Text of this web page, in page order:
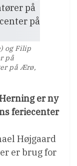
og Filip
på
på Ærø,
er ny
feriecenter
Højgaard
er brug for